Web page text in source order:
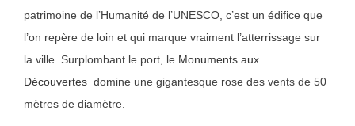
patrimoine de l’Humanité de l’UNESCO, c’est un édifice que
l’on repère de loin et qui marque vraiment l’atterrissage sur
la ville. Surplombant le port, le Monuments aux
Découvertes domine une gigantesque rose des vents de 50
mètres de diamètre.